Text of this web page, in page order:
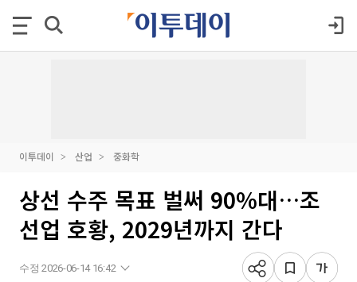
이투데이 산업 중화학
상선 수주 목표 벌써 90%대…조
선업 호황, 2029년까지 간다
수정 2026-06-14 16:42